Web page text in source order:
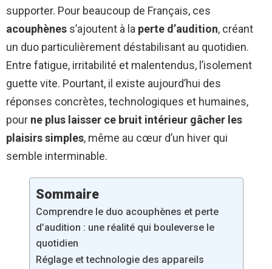
supporter. Pour beaucoup de Français, ces
acouphènes s’ajoutent à la perte d’audition, créant
un duo particulièrement déstabilisant au quotidien.
Entre fatigue, irritabilité et malentendus, l’isolement
guette vite. Pourtant, il existe aujourd’hui des
réponses concrètes, technologiques et humaines,
pour ne plus laisser ce bruit intérieur gâcher les
plaisirs simples, même au cœur d’un hiver qui
semble interminable.
Sommaire
Comprendre le duo acouphènes et perte
d’audition : une réalité qui bouleverse le
quotidien
Réglage et technologie des appareils